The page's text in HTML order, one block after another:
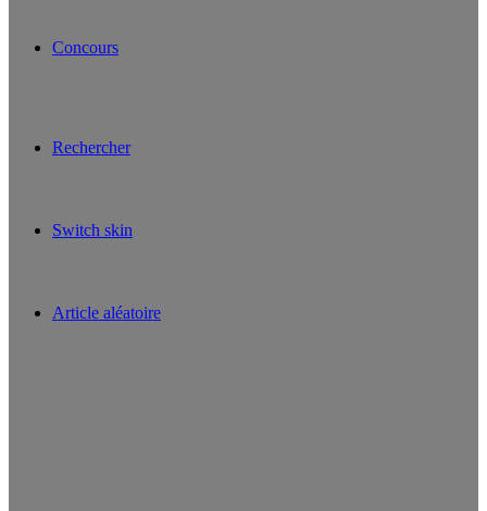
Concours
Rechercher
Switch skin
Article aléatoire